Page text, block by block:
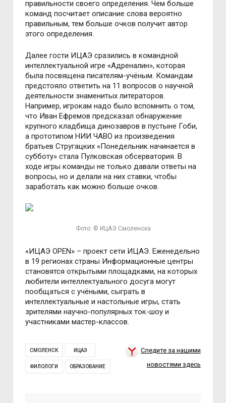
правильности своего определения. Чем больше
команд посчитает описание слова вероятно
правильным, тем больше очков получит автор
этого определения.
Далее гости ИЦАЭ сразились в командной
интеллектуальной игре «Адреналин», которая
была посвящена писателям-учёным. Командам
предстояло ответить на 11 вопросов о научной
деятельности знаменитых литераторов.
Например, игрокам надо было вспомнить о том,
что Иван Ефремов предсказал обнаружение
крупного кладбища динозавров в пустыне Гоби,
а прототипом НИИ ЧАВО из произведения
братьев Стругацких «Понедельник начинается в
субботу» стала Пулковская обсерватория. В
ходе игры команды не только давали ответы на
вопросы, но и делали на них ставки, чтобы
заработать как можно больше очков.
Фото: © ИЦАЭ Смоленска
«ИЦАЭ OPEN» – проект сети ИЦАЭ. Еженедельно
в 19 регионах страны Информационные центры
становятся открытыми площадками, на которых
любители интеллектуального досуга могут
пообщаться с учёными, сыграть в
интеллектуальные и настольные игры, стать
зрителями научно-популярных ток-шоу и
участниками мастер-классов.
СМОЛЕНСК ИЦАЭ
ФИЛОЛОГИ ОБРАЗОВАНИЕ
Следите за нашими
новостями здесь